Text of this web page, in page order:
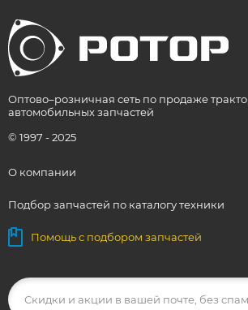
Оптово–розничная сеть по продаже
автомобильных запчастей
© 1997 - 2025
О компании
Подбор запчастей по каталогу техники
Помощь с подбором запчастей